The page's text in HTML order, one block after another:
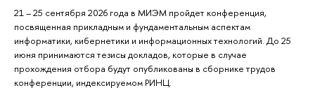
21 – 25 сентября 2026 года в МИЭМ пройдет конференция,
посвященная прикладным и фундаментальным аспектам
информатики, кибернетики и информационных технологий. До 25
июня принимаются тезисы докладов, которые в случае
прохождения отбора будут опубликованы в сборнике трудов
конференции, индексируемом РИНЦ.